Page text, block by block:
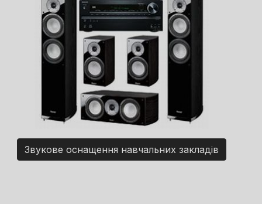
Звукове оснащення навчальних закладів